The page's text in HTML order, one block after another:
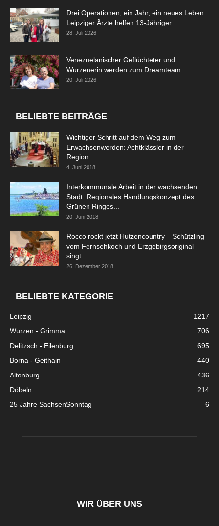
Drei Operationen, ein Jahr, ein neues Leben:
Leipziger Ärzte helfen 13-Jähriger...
28. Juli 2026
Venezuelanischer Geflüchteter und
Wurzenerin werden zum Dreamteam
20. Juli 2026
BELIEBTE BEITRÄGE
Wichtiger Schritt auf dem Weg zum
Erwachsenwerden: Achtklässler in der
Region...
4. Juni 2018
Interkommunale Arbeit in der wachsenden
Stadt: Regionales Handlungskonzept des
Grünen Ringes...
20. Juni 2018
Rocco rockt jetzt Hutzencountry – Schützling
vom Fernsehkoch und Erzgebirgsoriginal
singt...
26. Dezember 2018
BELIEBTE KATEGORIE
Leipzig
1217
Wurzen - Grimma
706
Delitzsch - Eilenburg
695
Borna - Geithain
440
Altenburg
436
Döbeln
214
25 Jahre SachsenSonntag
6
WIR ÜBER UNS